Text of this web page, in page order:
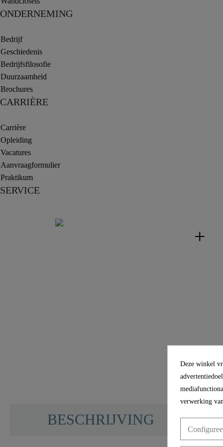
ONDERNEMING
Bedrijf
Geschiedenis
Bedrijfsfilosofie
Duurzaamheid
Brochures
CARRIÈRE
Carrière
Opleiding
Vacatures
Aanvraagformulier
Praktikum
SERVICE
BESCHRIJVING
Deze winkel
verwerking